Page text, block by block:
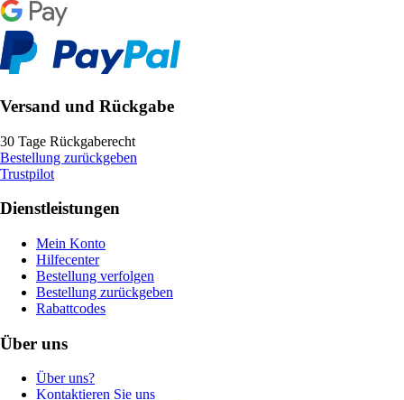
Versand und Rückgabe
30 Tage Rückgaberecht
Bestellung zurückgeben
Trustpilot
Dienstleistungen
Mein Konto
Hilfecenter
Bestellung verfolgen
Bestellung zurückgeben
Rabattcodes
Über uns
Über uns?
Kontaktieren Sie uns